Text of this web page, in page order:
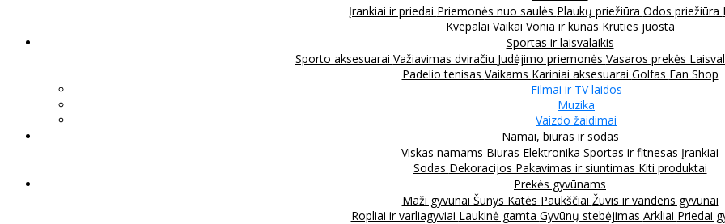
Įrankiai ir priedai Priemonės nuo saulės Plaukų priežiūra Odos priežiūra
Kvepalai Vaikai Vonia ir kūnas Krūties juosta
Sportas ir laisvalaikis
Sporto aksesuarai Važiavimas dviračiu Judėjimo priemonės Vasaros prekės
Padelio tenisas Vaikams Kariniai aksesuarai Golfas Fan Shop
Filmai ir TV laidos
Muzika
Vaizdo žaidimai
Namai, biuras ir sodas
Viskas namams Biuras Elektronika Sportas ir fitnesas Įrankiai
Sodas Dekoracijos Pakavimas ir siuntimas Kiti produktai
Prekės gyvūnams
Maži gyvūnai Šunys Katės Paukščiai Žuvis ir vandens gyvūnai
Ropliai ir varliagyviai Laukinė gamta Gyvūnų stebėjimas Arkliai Priedai